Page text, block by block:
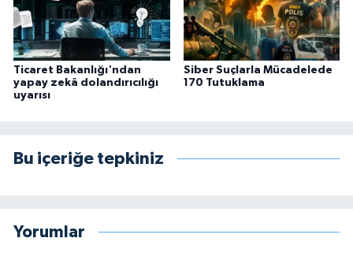
Ticaret Bakanlığı'ndan
yapay zekâ dolandırıcılığı
uyarısı
Siber Suçlarla Mücadelede
170 Tutuklama
Bu içeriğe tepkiniz
Yorumlar